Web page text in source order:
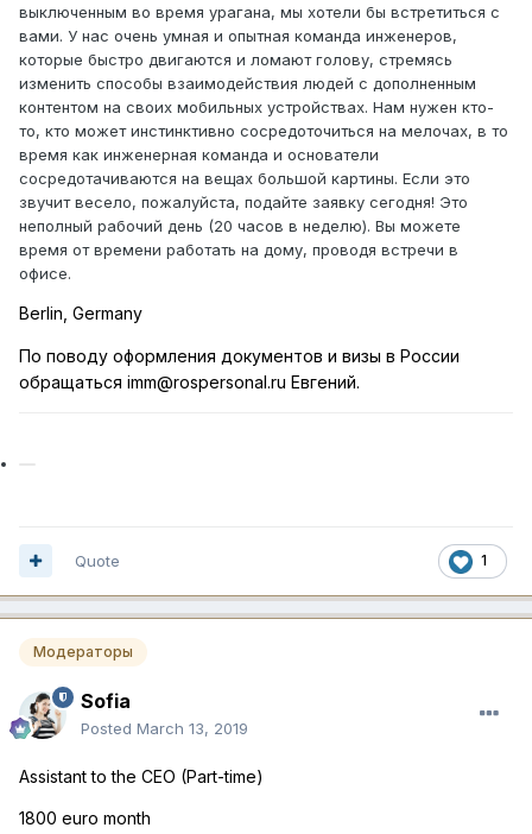
выключенным во время урагана, мы хотели бы встретиться с
вами. У нас очень умная и опытная команда инженеров,
которые быстро двигаются и ломают голову, стремясь
изменить способы взаимодействия людей с дополненным
контентом на своих мобильных устройствах. Нам нужен кто-
то, кто может инстинктивно сосредоточиться на мелочах, в то
время как инженерная команда и основатели
сосредотачиваются на вещах большой картины. Если это
звучит весело, пожалуйста, подайте заявку сегодня! Это
неполный рабочий день (20 часов в неделю). Вы можете
время от времени работать на дому, проводя встречи в
офисе.
Berlin, Germany
По поводу оформления документов и визы в России
обращаться imm@rospersonal.ru Евгений.
1
Quote
Модераторы
Sofia
Posted March 13, 2019
Assistant to the CEO (Part-time)
1800 euro month